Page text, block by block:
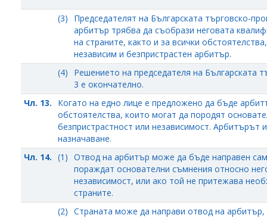
(3)
Председателят на Българската търговско-
арбитър трябва да съобрази неговата
на страните, както и за всички
независим и безпристрастен арбитър.
(4)
Решението на председателя на Българската
3 е окончателно.
Чл. 13.
Когато на едно лице е предложено да бъде
обстоятелства, които могат да породят
безпристрастност или независимост.
назначаване.
Чл. 14. (1) Отвод на арбитър може да бъде направен
пораждат основателни съмнения относно
независимост, или ако той не притежава
страните.
(2) Страната може да направи отвод на арбитър,